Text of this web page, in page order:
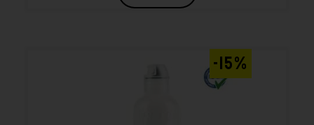
-15%